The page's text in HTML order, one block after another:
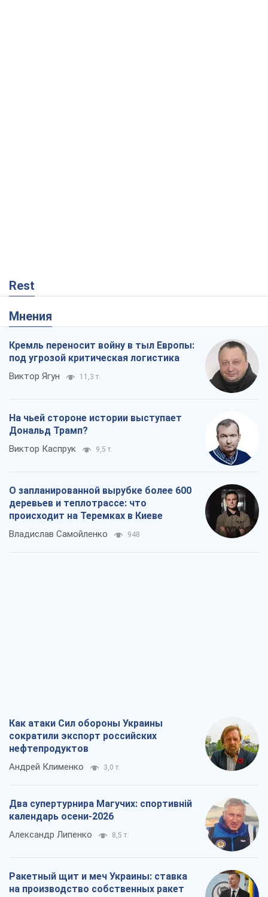
Rest
Мнения
Кремль переносит войну в тыл Европы:
под угрозой критическая логистика
Виктор Ягун 11,3 т.
На чьей стороне истории выступает
Дональд Трамп?
Виктор Каспрук 9,5 т.
О запланированной вырубке более 600
деревьев и теплотрассе: что
происходит на Теремках в Киеве
Владислав Самойленко 948
Как атаки Сил обороны Украины
сократили экспорт российских
нефтепродуктов
Андрей Клименко 3,0 т.
Два супертурнира Магучих: спортивній
календарь осени-2026
Александр Липенко 8,5 т.
Ракетный щит и меч Украины: ставка
на производство собственных ракет